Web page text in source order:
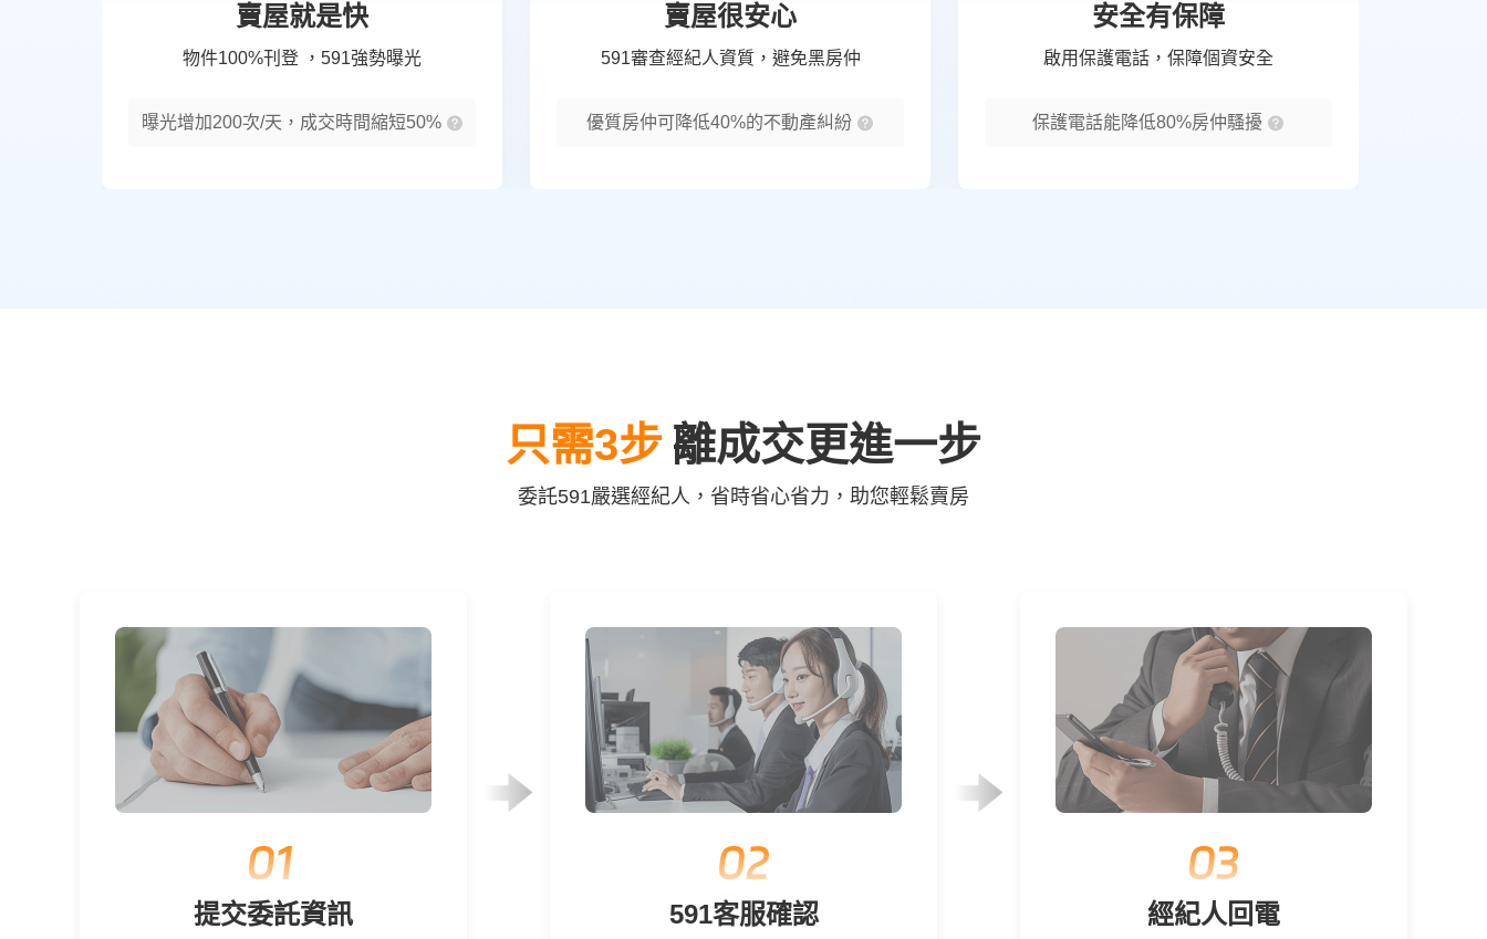
賣屋就是快
物件100%刊登 ，591強勢曝光
曝光增加200次/天，成交時間縮短50%
賣屋很安心
591審查經紀人資質，避免黑房仲
優質房仲可降低40%的不動產糾紛
安全有保障
啟用保護電話，保障個資安全
保護電話能降低80%房仲騷擾
只需3步 離成交更進一步
委託591嚴選經紀人，省時省心省力，助您輕鬆賣房
提交委託資訊 591客服確認 經紀人回電